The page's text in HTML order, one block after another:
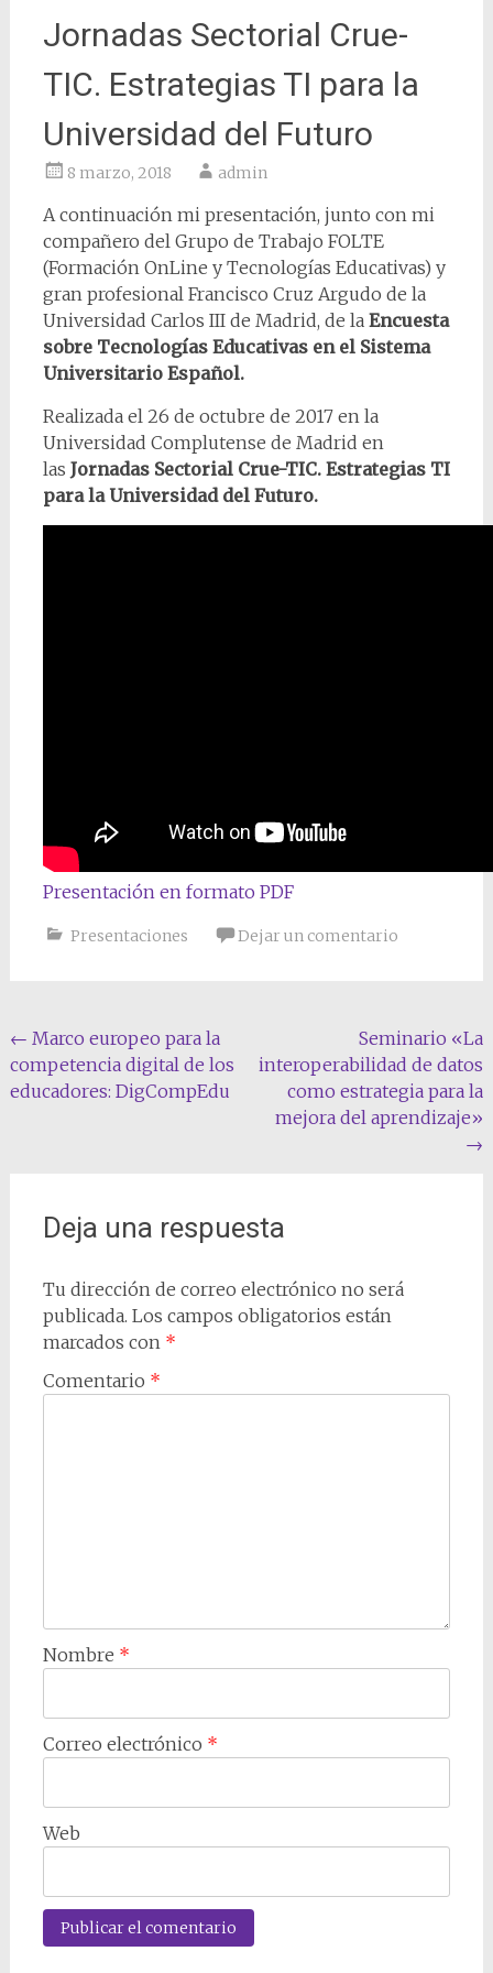
Jornadas Sectorial Crue-
TIC. Estrategias TI para la
Universidad del Futuro
8 marzo, 2018 admin
A continuación mi presentación, junto con mi
compañero del Grupo de Trabajo FOLTE
(Formación OnLine y Tecnologías Educativas) y
gran profesional Francisco Cruz Argudo de la
Universidad Carlos III de Madrid, de la Encuesta
sobre Tecnologías Educativas en el Sistema
Universitario Español.
Realizada el 26 de octubre de 2017 en la
Universidad Complutense de Madrid en
las Jornadas Sectorial Crue-TIC. Estrategias TI
para la Universidad del Futuro.
Presentación en formato PDF
Presentaciones Dejar un comentario
Navegación
de
← Marco europeo para la
competencia digital de los
educadores: DigCompEdu
Seminario «La
interoperabilidad de datos
como estrategia para la
mejora del aprendizaje»
→
Deja una respuesta
Tu dirección de correo electrónico no será
publicada. Los campos obligatorios están
marcados con *
Comentario *
Nombre *
Correo electrónico *
Web